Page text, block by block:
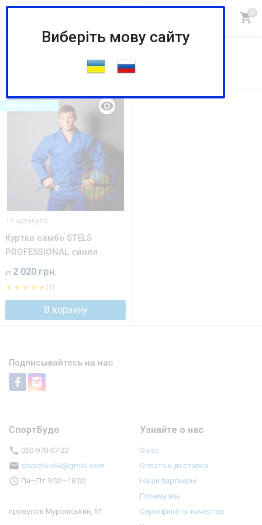
По запросу «STELS PROFESSIONAL» найдено 1 шт.
17 артикула
Куртка самбо STELS
PROFESSIONAL синяя
от 2 020 грн.
(1)
В корзину
Лицензия FIAS
Подписывайтесь на нас
СпортБудо
050-970-07-22
shvachko64@gmail.com
Пн—Пт 9:00—18:00
провулок Муромський, 51
Узнайте о нас
О нас
Оплата и доставка
Наши партнеры
Почему мы
Сертификаты качества
Виберіть мову сайту